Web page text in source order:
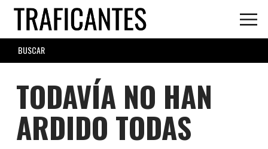
Skip
main
content
SEARCH
FORM
TODAVÍA NO HAN
ARDIDO TODAS